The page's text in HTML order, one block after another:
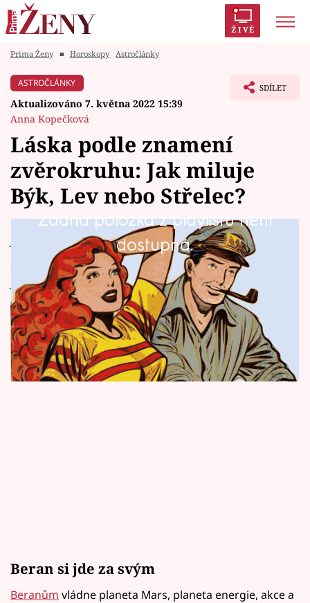
ŽIVĚ
Módní alarm
Témata
Celebrity
Vztahy
Seriály
Horoskopy
Sledujte prima+
Filmový festival Karlovy Vary
Prima Ženy ■ Horoskopy Astročlánky
ASTROČLÁNKY
Aktualizováno 7. května 2022 15:39
Anna Kopečková
SDÍLET
Láska podle znamení
zvěrokruhu: Jak miluje
Býk, Lev nebo Střelec?
Žádná položka z playlistu není
dostupná.
Jak prožívají lásku jednotlivá znamení
zvěrokruhu? Každé z nich lásku prožívá trochu
jinak, přisuzuje vztahům jinou důležitost a
najít spřízněnou duši nemusí být vůbec lehké.
Beran si jde za svým
Beranům vládne planeta Mars, planeta energie, akce a